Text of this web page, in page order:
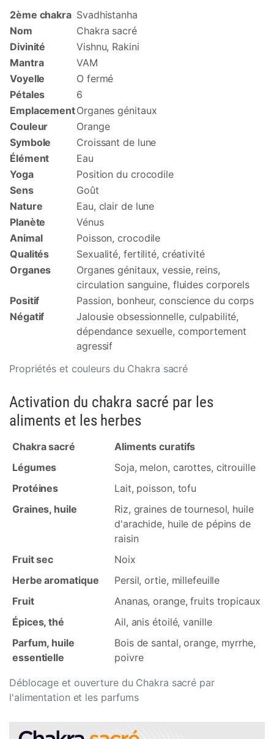
Propriétés et couleurs du Chakra sacré
2ème chakra Svadhistanha
Nom
Chakra sacré
Divinité
Vishnu, Rakini
Mantra
VAM
Voyelle
O fermé
Pétales
6
EmplacementOrganes génitaux
Couleur
Orange
Symbole
Croissant de lune
Élément
Eau
Yoga
Position du crocodile
Sens
Goût
Nature
Eau, clair de lune
Planète
Vénus
Animal
Poisson, crocodile
Qualités
Sexualité, fertilité, créativité
Organes
Organes génitaux, vessie, reins,
circulation sanguine, fluides corporels
Positif
Passion, bonheur, conscience du corps
Négatif
Jalousie obsessionnelle, culpabilité,
dépendance sexuelle, comportement
agressif
Activation du chakra sacré par les
aliments et les herbes
Déblocage et ouverture du Chakra sacré par
l'alimentation et les parfums
Chakra sacré
Aliments curatifs
Légumes
Soja, melon, carottes, citrouille
Protéines
Lait, poisson, tofu
Graines, huile
Riz, graines de tournesol, huile
d'arachide, huile de pépins de
raisin
Fruit sec
Noix
Herbe aromatique
Persil, ortie, millefeuille
Fruit
Ananas, orange, fruits tropicaux
Épices, thé
Ail, anis étoilé, vanille
Parfum, huile
essentielle
Bois de santal, orange, myrrhe,
poivre